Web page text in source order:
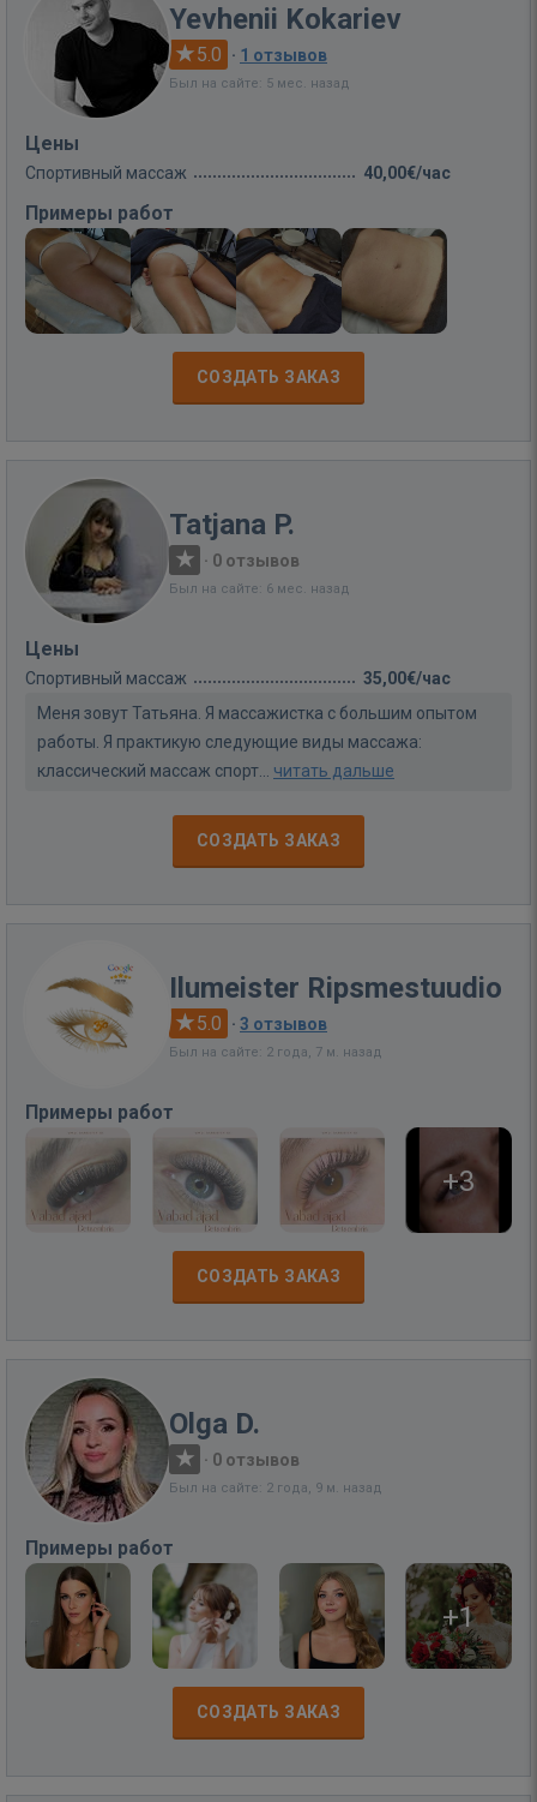
Yevhenii Kokariev
5.0 · 1 отзывов
Был на сайте: 5 мес. назад
Цены
Спортивный массаж 40,00€/час
Примеры работ
СОЗДАТЬ ЗАКАЗ
Tatjana P.
· 0 отзывов
Был на сайте: 6 мес. назад
Цены
Спортивный массаж
35,00€/час
Меня зовут Татьяна. Я массажистка с большим опытом
работы. Я практикую следующие виды массажа:
классический массаж спорт... читать дальше
СОЗДАТЬ ЗАКАЗ
Ilumeister Ripsmestuudio
5.0 · 3 отзывов
Был на сайте: 2 года, 7 м. назад
Примеры работ
+3
СОЗДАТЬ ЗАКАЗ
Olga D.
· 0 отзывов
Был на сайте: 2 года, 9 м. назад
Примеры работ
+1
СОЗДАТЬ ЗАКАЗ